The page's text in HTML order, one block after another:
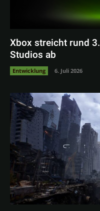
Xbox streicht rund
Studios ab
Entwicklung 6. Juli 2026